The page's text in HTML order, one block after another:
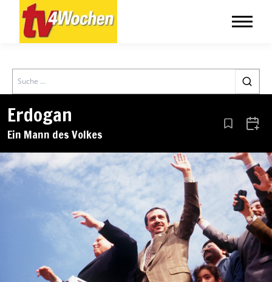
Search
Erdogan
Ein Mann des Volkes Aus den